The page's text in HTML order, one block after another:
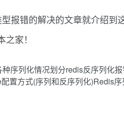
报错的解决的文章就介绍
家！
序列化情况划分redis反序列化
置方式(序列和反序列化)Redis